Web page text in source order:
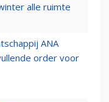
alle ruimte
ANA
order voor